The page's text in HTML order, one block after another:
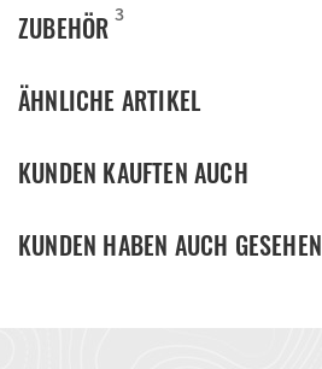
ZUBEHÖR 3
ÄHNLICHE ARTIKEL
KUNDEN KAUFTEN AUCH
KUNDEN HABEN AUCH GESEHEN